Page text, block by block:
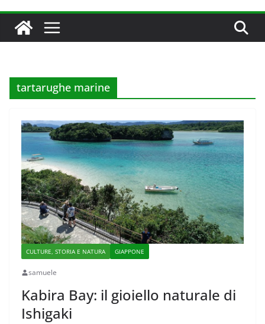
tartarughe marine
CULTURE, STORIA E NATURA GIAPPONE
samuele
Kabira Bay: il gioiello naturale di
Ishigaki